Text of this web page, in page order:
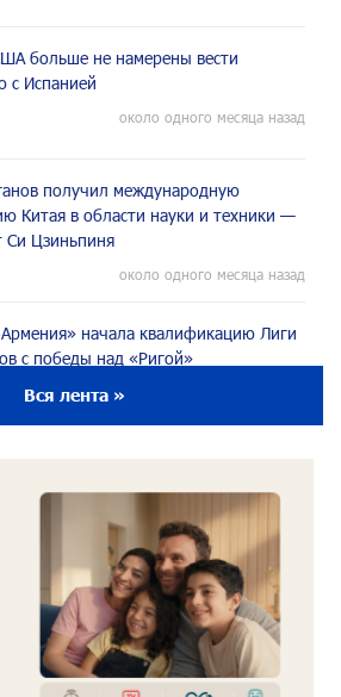
больше не намерены вести
с Испанией
около одного месяца назад
получил международную
Китая в области науки и техники —
Си Цзиньпиня
около одного месяца назад
начала квалификацию Лиги
с победы над «Ригой»
около одного месяца назад
морем
около одного месяца назад
аресте Чалабяна дошел до
парламента: «Паст»
около одного месяца назад
Вся лента »